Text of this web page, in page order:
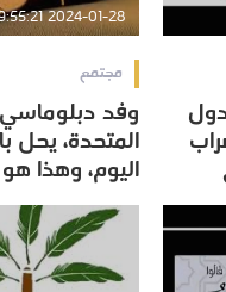
2024-01-28 19:55:21
مجتمع
وفد
المتحدة، يحل
اليوم، وهذا